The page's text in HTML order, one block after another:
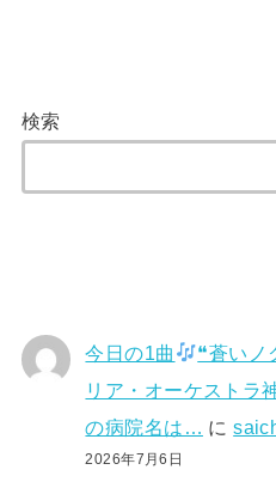
検索
今日の1曲 ❝蒼いノ
リア・オーケストラ
の病院名は… に
2026年7月6日